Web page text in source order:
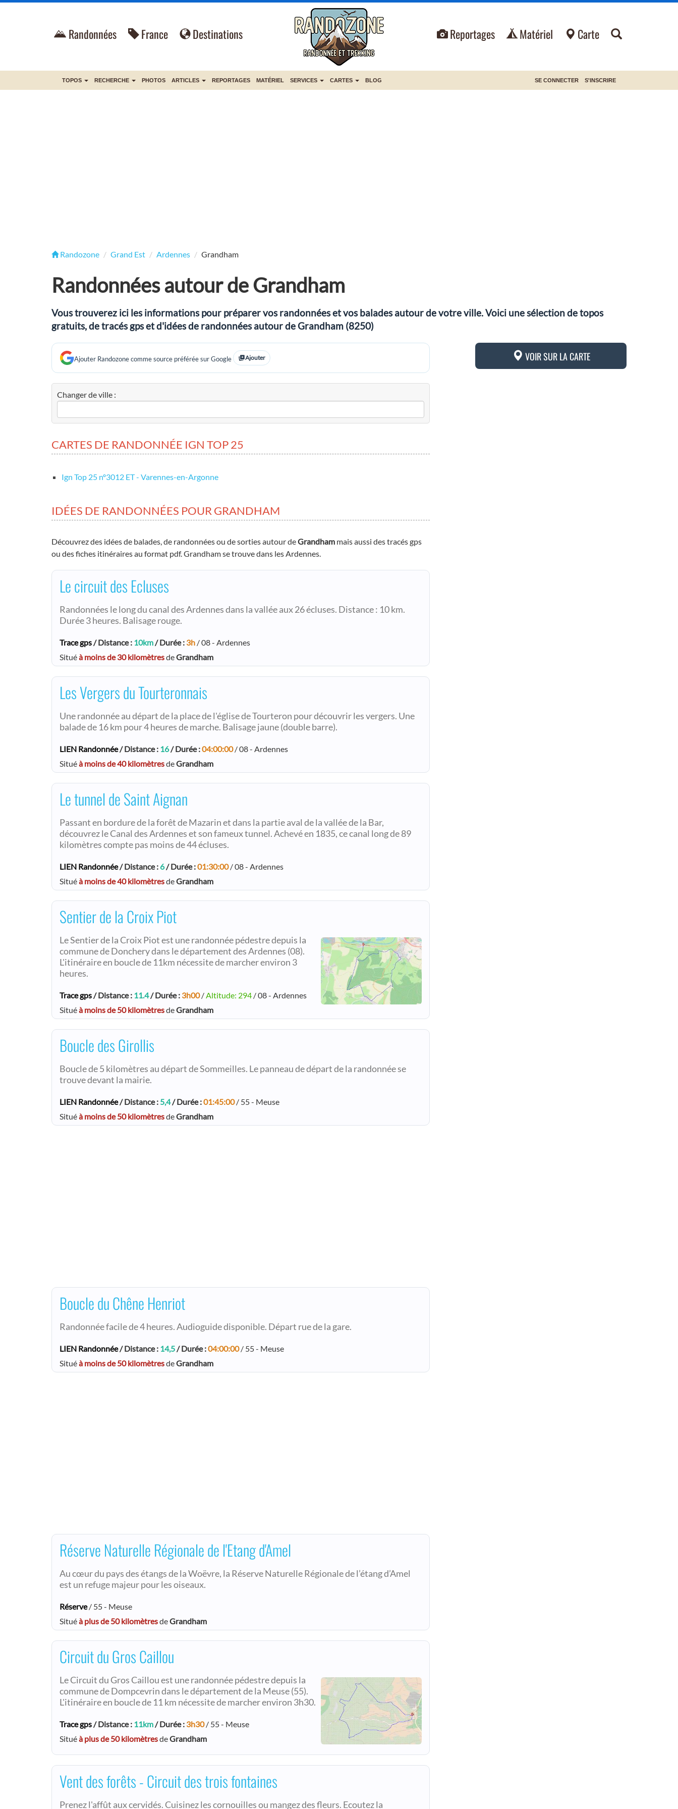
Randonnées France Destinations Reportages Matériel Carte
TOPOS RECHERCHE PHOTOS ARTICLES REPORTAGES MATÉRIEL SERVICES CARTES BLOG SE CONNECTER S'INSCRIRE
Randozone Grand Est Ardennes Grandham
Randonnées autour de Grandham
Vous trouverez ici les informations pour préparer vos randonnées et vos balades autour de votre ville. Voici une sélection de topos
gratuits, de tracés gps et d'idées de randonnées autour de Grandham (8250)
Ajouter Randozone comme source préférée sur Google Ajouter
Changer de ville :
CARTES DE RANDONNÉE IGN TOP 25
Ign Top 25 nº3012 ET - Varennes-en-Argonne
IDÉES DE RANDONNÉES POUR GRANDHAM
Découvrez des idées de balades, de randonnées ou de sorties autour deGrandham mais aussi des tracés gps
ou des fiches itinéraires au format pdf. Grandham se trouve dans les Ardennes.
Le circuit des Ecluses
Randonnées le long du canal des Ardennes dans la vallée aux 26 écluses. Distance : 10 km.
Durée 3 heures. Balisage rouge.
Trace gps/ Distance : 10km/ Durée : 3h / 08 - Ardennes
Situéà moins de 30 kilomètresdeGrandham
Les Vergers du Tourteronnais
Une randonnée au départ de la place de l'église de Tourteron pour découvrir les vergers. Une
balade de 16 km pour 4 heures de marche. Balisage jaune (double barre).
LIEN Randonnée/ Distance : 16/ Durée :04:00:00/ 08 - Ardennes
Situéà moins de 40 kilomètresdeGrandham
Le tunnel de Saint Aignan
Passant en bordure de la forêt de Mazarin et dans la partie aval de la vallée de la Bar,
découvrez le Canal des Ardennes et son fameux tunnel. Achevé en 1835, ce canal long de 89
kilomètres compte pas moins de 44 écluses.
LIEN Randonnée/ Distance : 6/ Durée :01:30:00/ 08 - Ardennes
Situéà moins de 40 kilomètresdeGrandham
Sentier de la Croix Piot
Le Sentier de la Croix Piot est une randonnée pédestre depuis la
commune de Donchery dans le département des Ardennes (08).
L'itinéraire en boucle de 11km nécessite de marcher environ 3
heures.
Trace gps/ Distance : 11.4/ Durée : 3h00/Altitude: 294 / 08 - Ardennes
Situéà moins de 50 kilomètresdeGrandham
Boucle des Girollis
Boucle de 5 kilomètres au départ de Sommeilles. Le panneau de départ de la randonnée se
trouve devant la mairie.
LIEN Randonnée/ Distance : 5,4/ Durée :01:45:00/ 55 - Meuse
Situéà moins de 50 kilomètresdeGrandham
Boucle du Chêne Henriot
Randonnée facile de 4 heures. Audioguide disponible. Départ rue de la gare.
LIEN Randonnée/ Distance : 14,5/ Durée :04:00:00/ 55 - Meuse
Situéà moins de 50 kilomètresdeGrandham
Réserve Naturelle Régionale de l'Etang d'Amel
Au cœur du pays des étangs de la Woëvre, la Réserve Naturelle Régionale de l’étang d’Amel
est un refuge majeur pour les oiseaux.
Réserve/ 55 - Meuse
Situéà plus de 50 kilomètresdeGrandham
Circuit du Gros Caillou
Le Circuit du Gros Caillou est une randonnée pédestre depuis la
commune de Dompcevrin dans le département de la Meuse (55).
L'itinéraire en boucle de 11 km nécessite de marcher environ 3h30.
Trace gps/ Distance : 11km/ Durée : 3h30/ 55 - Meuse
Situéà plus de 50 kilomètresdeGrandham
Vent des forêts - Circuit des trois fontaines
Prenez l'affût aux cervidés. Cuisinez les cornouilles ou mangez des fleurs. Ecoutez la
VOIR SUR LA CARTE